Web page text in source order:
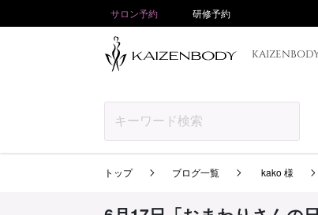
サロン予約 研修予約
トップ ブログ一覧 kako 様